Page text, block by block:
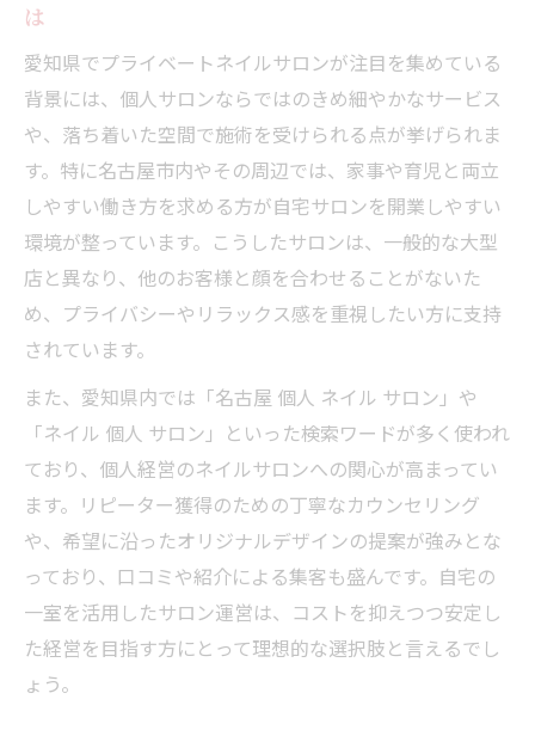
生活感を抑えた自宅プライベートネイルサ
ロンの工夫
プライベートネイルサロンに最適な施術部
屋の作り方
子連れも安心な自宅プライベートサロンの
ポイント
マンション型と自宅型サロンのメリット比
較
プライベートサロンで叶える非日常リラッ
クス体験
ネイルサロン開業ならプライベート型が人気の
理由
プライベートネイルサロン開業の利点と注
目ポイント
家賃不要で低リスクな自宅開業の魅力を紹
介
は
愛知県でプライベートネイルサロンが注目を集めている
背景には、個人サロンならではのきめ細やかなサービス
や、落ち着いた空間で施術を受けられる点が挙げられま
す。特に名古屋市内やその周辺では、家事や育児と両立
しやすい働き方を求める方が自宅サロンを開業しやすい
環境が整っています。こうしたサロンは、一般的な大型
店と異なり、他のお客様と顔を合わせることがないた
め、プライバシーやリラックス感を重視したい方に支持
されています。
また、愛知県内では「名古屋 個人 ネイル サロン」や
「ネイル 個人 サロン」といった検索ワードが多く使われ
ており、個人経営のネイルサロンへの関心が高まってい
ます。リピーター獲得のための丁寧なカウンセリング
や、希望に沿ったオリジナルデザインの提案が強みとな
っており、口コミや紹介による集客も盛んです。自宅の
一室を活用したサロン運営は、コストを抑えつつ安定し
た経営を目指す方にとって理想的な選択肢と言えるでし
ょう。